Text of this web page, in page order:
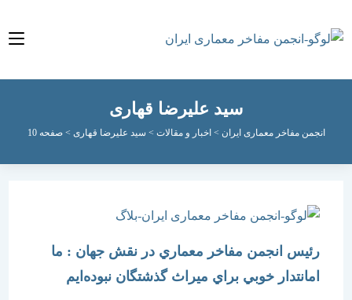
سید علیرضا قهاری
مفاخر معماری ایران > اخبار و مقالات>سید علیرضا قهاری>صفحه 10
رئيس انجمن مفاخر معماري در نقش جهان : ما
امانتدار خوبي براي ميراث گذشتگان نبوده‌ايم